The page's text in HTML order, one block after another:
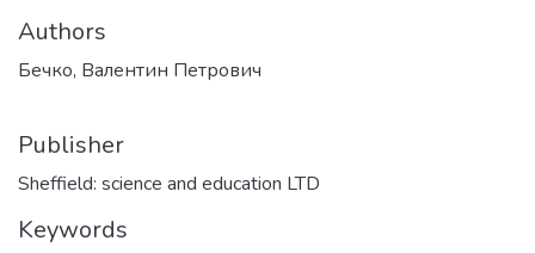
Authors
Бечко, Валентин Петрович
Publisher
Sheffield: science and education LTD
Keywords